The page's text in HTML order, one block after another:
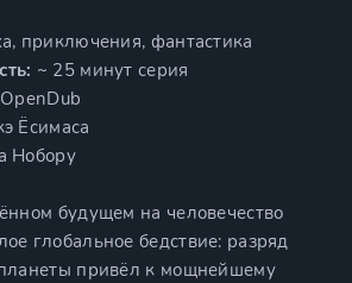
приключения, фантастика
~ 25 минут серия
OpenDub
Ёсимаса
Нобору
будущем на человечество
глобальное бедствие: разряд
привёл к мощнейшему